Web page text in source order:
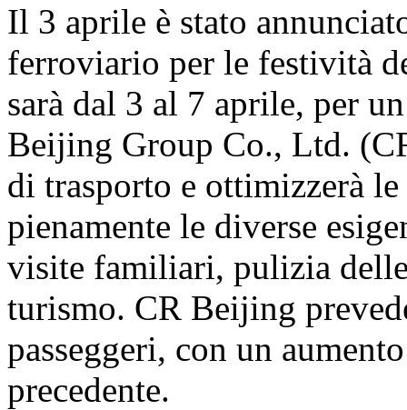
Il 3 aprile è stato
ferroviario per le festività
sarà dal 3 al 7 aprile, per
Beijing Group Co., Ltd.
di trasporto e ottimizzerà
pienamente le diverse
visite familiari, pulizia
turismo. CR Beijing
passeggeri, con un
precedente.